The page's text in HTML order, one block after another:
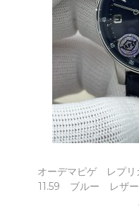
オーデマピゲ レプリ
11.59 ブルー レザ